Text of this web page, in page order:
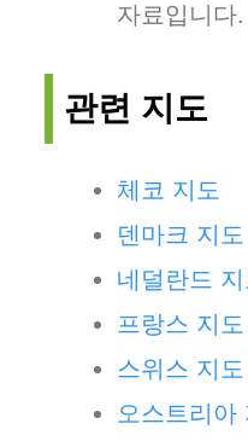
자료입니다.
관련 지도
체코 지도
덴마크 지도
네덜란드 지
프랑스 지도
스위스 지도
오스트리아